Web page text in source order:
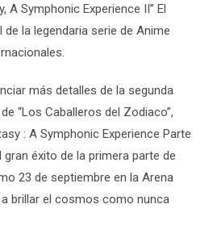
A Symphonic Experience II” El
la legendaria serie de Anime
más detalles de la segunda
“Los Caballeros del Zodiaco”,
: A Symphonic Experience Parte
gran éxito de la primera parte de
23 de septiembre en la Arena
brillar el cosmos como nunca